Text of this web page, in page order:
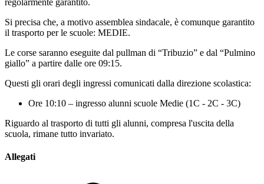
regolarmente garantito.
Si precisa che, a motivo assemblea sindacale, è comunque garantito
il trasporto per le scuole: MEDIE.
Le corse saranno eseguite dal pullman di “Tribuzio” e dal “Pulmino
giallo” a partire dalle ore 09:15.
Questi gli orari degli ingressi comunicati dalla direzione scolastica:
Ore 10:10 – ingresso alunni scuole Medie (1C - 2C - 3C)
Riguardo al trasporto di tutti gli alunni, compresa l'uscita della
scuola, rimane tutto invariato.
Allegati